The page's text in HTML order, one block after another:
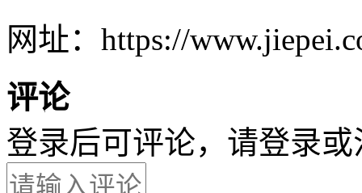
网址：https://
评论
登录后可评论，请登录或